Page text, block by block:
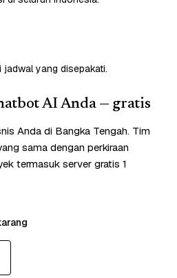
jadwal yang disepakati.
AI Anda — gratis
Anda di Bangka Tengah. Tim
sama dengan perkiraan
termasuk server gratis 1